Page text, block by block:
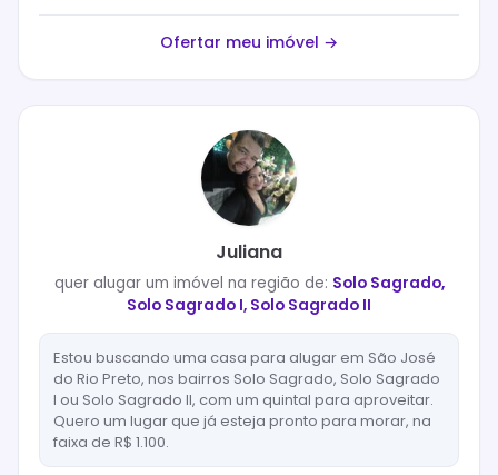
Ofertar meu imóvel →
Juliana
quer alugarum imóvel na região de: Solo Sagrado,
Solo Sagrado I, Solo Sagrado II
Estou buscando uma casa para alugar em São José
do Rio Preto, nos bairros Solo Sagrado, Solo Sagrado
I ou Solo Sagrado II, com um quintal para aproveitar.
Quero um lugar que já esteja pronto para morar, na
faixa de R$ 1.100.